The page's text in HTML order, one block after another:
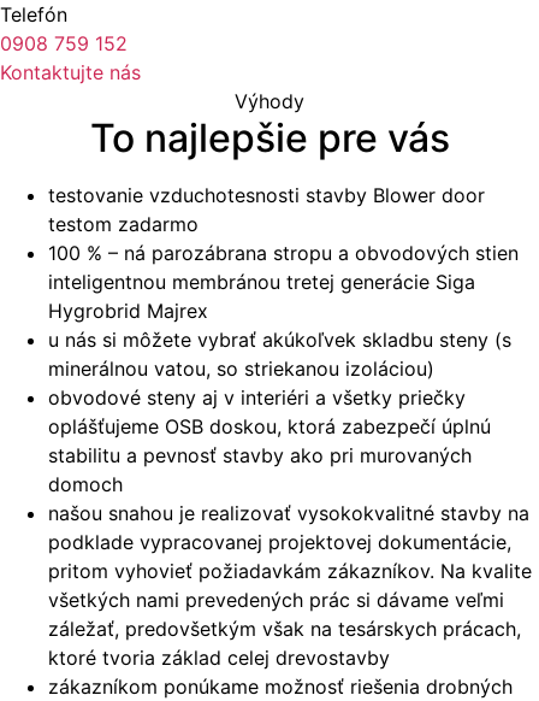
Telefón
0908 759 152
Kontaktujte nás
Výhody
To najlepšie pre vás
testovanie vzduchotesnosti stavby Blower door
testom zadarmo
100 % – ná parozábrana stropu a obvodových stien
inteligentnou membránou tretej generácie Siga
Hygrobrid Majrex
u nás si môžete vybrať akúkoľvek skladbu steny (s
minerálnou vatou, so striekanou izoláciou)
obvodové steny aj v interiéri a všetky priečky
oplášťujeme OSB doskou, ktorá zabezpečí úplnú
stabilitu a pevnosť stavby ako pri murovaných
domoch
našou snahou je realizovať vysokokvalitné stavby na
podklade vypracovanej projektovej dokumentácie,
pritom vyhovieť požiadavkám zákazníkov. Na kvalite
všetkých nami prevedených prác si dávame veľmi
záležať, predovšetkým však na tesárskych prácach,
ktoré tvoria základ celej drevostavby
zákazníkom ponúkame možnosť riešenia drobných